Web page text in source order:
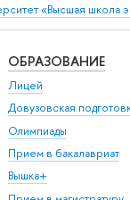
«Высшая школа
ОБРАЗОВАНИЕ
Лицей
Довузовская
Олимпиады
Прием в бакалавриат
Вышка+